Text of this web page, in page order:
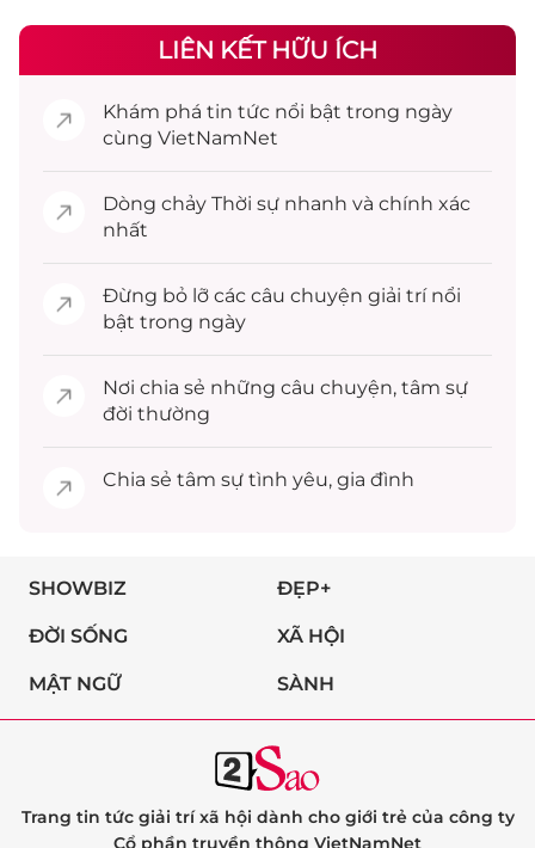
LIÊN KẾT HỮU ÍCH
Khám phá tin tức nổi bật trong ngày
cùng VietNamNet
Dòng chảy Thời sự nhanh và chính xác
nhất
Đừng bỏ lỡ các câu chuyện giải trínổi
bật trong ngày
Nơi chia sẻ những câu chuyện, tâm sự
đời thường
Chia sẻ tâm sự tình yêu, gia đình
SHOWBIZ ĐẸP+
ĐỜI SỐNG XÃ HỘI
MẬT NGỮ SÀNH
Trang tin tức giải trí xã hội dành cho giới trẻ của công ty
Cổ phần truyền thông VietNamNet